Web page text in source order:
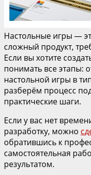
Настольные игры —
сложный продукт,
Если вы хотите
понимать все этапы:
настольной игры в
разберём процесс
практические шаги.
Если у вас нет
разработку, можно
обратившись к
самостоятельная
результатом.